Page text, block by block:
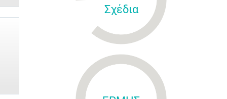
Σχέδια